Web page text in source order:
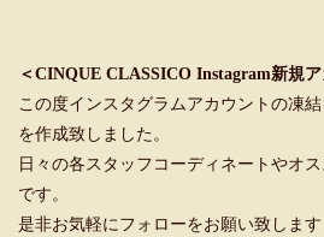
＜CINQUE CLASSICO Instagram新規
この度インスタグラムアカウントの凍
を作成致しました。
日々の各スタッフコーディネートやオ
です。
是非お気軽にフォローをお願い致します